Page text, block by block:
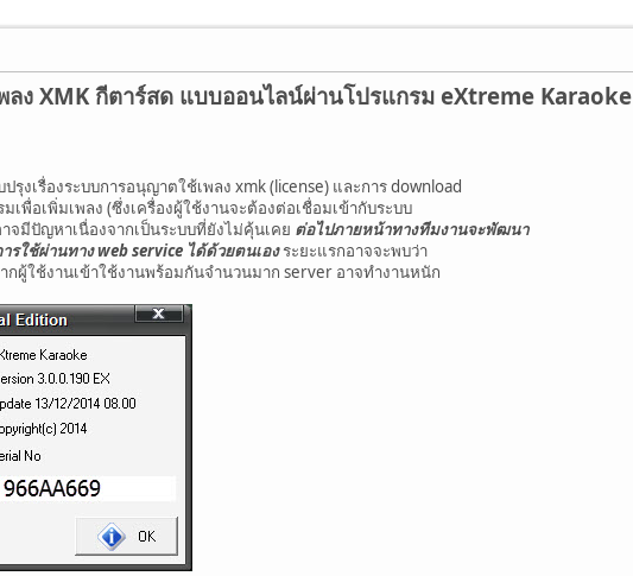
ง XMK กีตาร์สด แบบออนไลน์ผ่านโปรแกรม eXtreme Karaoke
รุงเรื่องระบบการอนุญาตใช้เพลง xmk (license) และการ download
เพื่อเพิ่มเพลง (ซึ่งเครื่องผู้ใช้งานจะต้องต่อเชื่อมเข้ากับระบบ
จมีปัญหาเนื่องจากเป็นระบบที่ยังไม่คุ้นเคย ต่อไปภายหน้าทางทีมงานจะพัฒนา
รใช้ผ่านทาง web service ได้ด้วยตนเองระยะแรกอาจจะพบว่า
กผู้ใช้งานเข้าใช้งานพร้อมกันจำนวนมาก server อาจทำงานหนัก